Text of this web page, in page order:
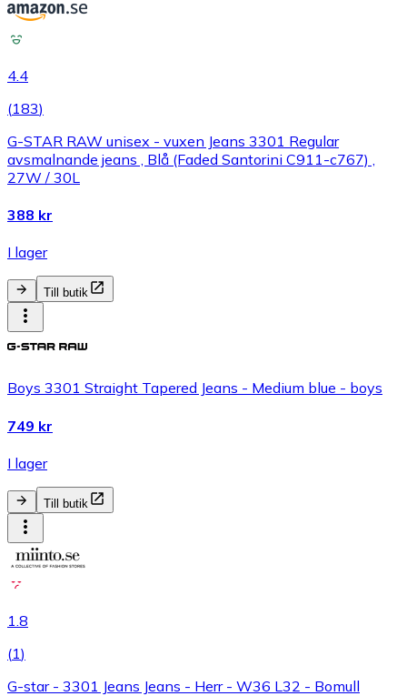
4.4
(183)
G-STAR RAW unisex - vuxen Jeans 3301 Regular
avsmalnande jeans , Blå (Faded Santorini C911-c767) ,
27W / 30L
388 kr
I lager
Till butik
Boys 3301 Straight Tapered Jeans - Medium blue - boys
749 kr
I lager
Till butik
1.8
(1)
G-star - 3301 Jeans Jeans - Herr - W36 L32 - Bomull